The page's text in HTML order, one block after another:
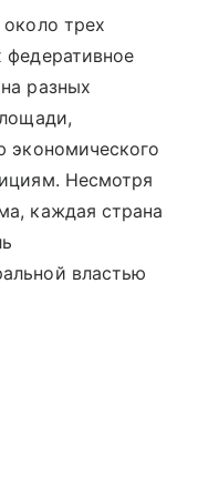
трех
федеративное
разных
экономического
Несмотря
каждая страна
властью